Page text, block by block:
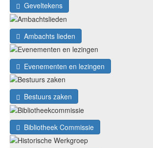
Geveltekens
Ambachts lieden
Evenementen en lezingen
Bestuurs zaken
Bibliotheek Commissie